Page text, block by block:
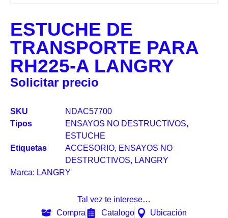
ESTUCHE DE
TRANSPORTE PARA
RH225-A LANGRY
Solicitar precio
SKU
NDAC57700
Tipos
ENSAYOS NO DESTRUCTIVOS,
ESTUCHE
Etiquetas
ACCESORIO, ENSAYOS NO
DESTRUCTIVOS, LANGRY
Marca: LANGRY
Tal vez te interese…
Compra
Catalogo Ubicación